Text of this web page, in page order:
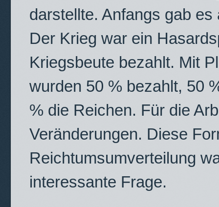
darstellte. Anfangs gab
Der Krieg war ein
Kriegsbeute bezahlt. Mit
wurden 50 % bezahlt, 50
% die Reichen. Für die
Veränderungen. Diese
Reichtumsumverteilung
interessante Frage.